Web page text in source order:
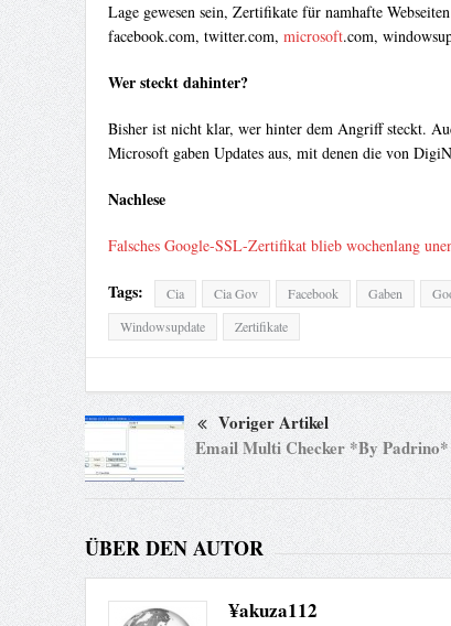
Lage gewesen sein, Zertifikate für namhafte
facebook.com, twitter.com, microsoft.com,
Wer steckt dahinter?
Bisher ist nicht klar, wer hinter dem Angriff steckt.
Microsoft gaben Updates aus, mit denen die von
Nachlese
Falsches Google-SSL-Zertifikat blieb wochenlang
Tags: Cia Cia Gov Facebook Gaben
Windowsupdate
Zertifikate
Voriger Artikel
Email Multi Checker *By Padrino*
ÜBER DEN AUTOR
¥akuza112